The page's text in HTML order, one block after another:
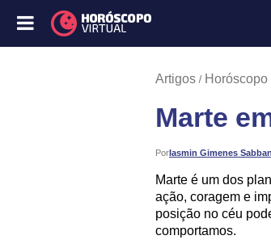
Artigos Horóscopo
Marte
PorIasmin Gimenes
Publicado:
Marte é um dos
ação, coragem e
posição no céu
comportamos.